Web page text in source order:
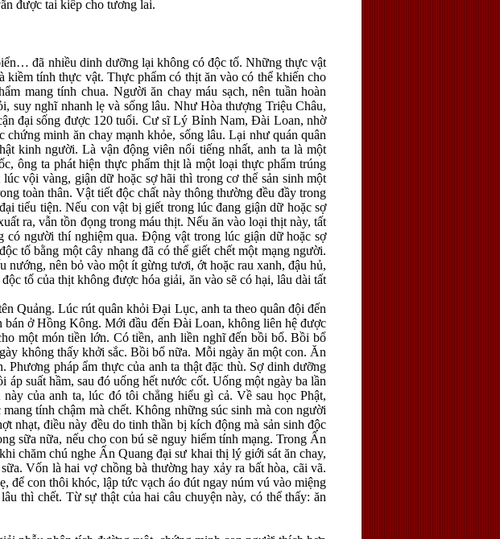
được tai kiếp cho tương lai.
đã nhiều dinh dưỡng lại không có độc tố. Những thực vật
tính thực vật. Thực phẩm có thịt ăn vào có thể khiến cho
mang tính chua. Người ăn chay máu sạch, nên tuần hoàn
suy nghĩ nhanh lẹ và sống lâu. Như Hòa thượng Triệu Châu,
đại sống được 120 tuổi. Cư sĩ Lý Bỉnh Nam, Đài Loan, nhờ
minh ăn chay mạnh khỏe, sống lâu. Lại như quán quân
kinh người. Là vận động viên nổi tiếng nhất, anh ta là một
ông ta phát hiện thực phẩm thịt là một loại thực phẩm trúng
vội vàng, giận dữ hoặc sợ hãi thì trong cơ thể sản sinh một
toàn thân. Vật tiết độc chất này thông thường đều đầy trong
tiểu tiện. Nếu con vật bị giết trong lúc đang giận dữ hoặc sợ
ra, vẫn tồn đọng trong máu thịt. Nếu ăn vào loại thịt này, tất
người thí nghiệm qua. Động vật trong lúc giận dữ hoặc sợ
tố bằng một cây nhang đã có thể giết chết một mạng người.
nướng, nên bỏ vào một ít gừng tươi, ớt hoặc rau xanh, đậu hủ,
tố của thịt không được hóa giải, ăn vào sẽ có hại, lâu dài tất
Quảng. Lúc rút quân khỏi Đại Lục, anh ta theo quân đội đến
ở Hồng Kông. Mới đầu đến Đài Loan, không liên hệ được
một món tiền lớn. Có tiền, anh liền nghĩ đến bồi bổ. Bồi bổ
không thấy khởi sắc. Bồi bổ nữa. Mỗi ngày ăn một con. Ăn
pháp ẩm thực của anh ta thật đặc thù. Sợ dinh dưỡng
suất hầm, sau đó uống hết nước cốt. Uống một ngày ba lần
của anh ta, lúc đó tôi chẳng hiểu gì cả. Về sau học Phật,
tính chậm mà chết. Không những súc sinh mà con người
nhạt, điều này đều do tinh thần bị kích động mà sản sinh độc
sữa nữa, nếu cho con bú sẽ nguy hiểm tính mạng. Trong Ấn
chăm chú nghe Ấn Quang đại sư khai thị lý giới sát ăn chay,
Vốn là hai vợ chồng bà thường hay xảy ra bất hòa, cãi vã.
để con thôi khóc, lập tức vạch áo đút ngay núm vú vào miệng
thì chết. Từ sự thật của hai câu chuyện này, có thể thấy: ăn